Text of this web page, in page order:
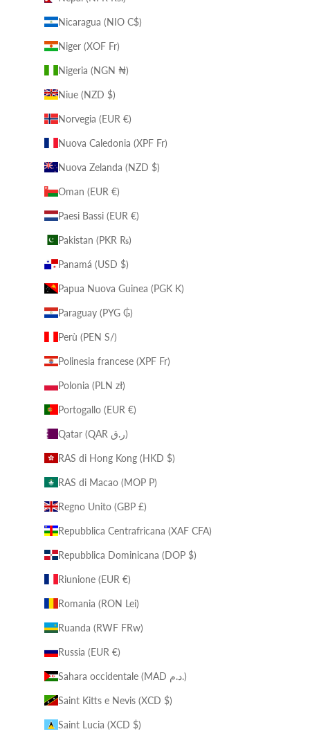
Nicaragua (NIO C$)
Niger (XOF Fr)
Nigeria (NGN ₦)
Niue (NZD $)
Norvegia (EUR €)
Nuova Caledonia (XPF Fr)
Nuova Zelanda (NZD $)
Oman (EUR €)
Paesi Bassi (EUR €)
Pakistan (PKR ₨)
Panamá (USD $)
Papua Nuova Guinea (PGK K)
Paraguay (PYG ₲)
Perù (PEN S/)
Polinesia francese (XPF Fr)
Polonia (PLN zł)
Portogallo (EUR €)
Qatar (QAR ر.ق)
RAS di Hong Kong (HKD $)
RAS di Macao (MOP P)
Regno Unito (GBP £)
Repubblica Centrafricana (XAF CFA)
Repubblica Dominicana (DOP $)
Riunione (EUR €)
Romania (RON Lei)
Ruanda (RWF FRw)
Russia (EUR €)
Sahara occidentale (MAD د.م.)
Saint Kitts e Nevis (XCD $)
Saint Lucia (XCD $)